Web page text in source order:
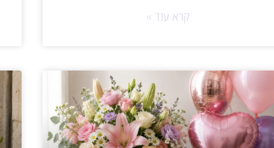
קרא עוד »